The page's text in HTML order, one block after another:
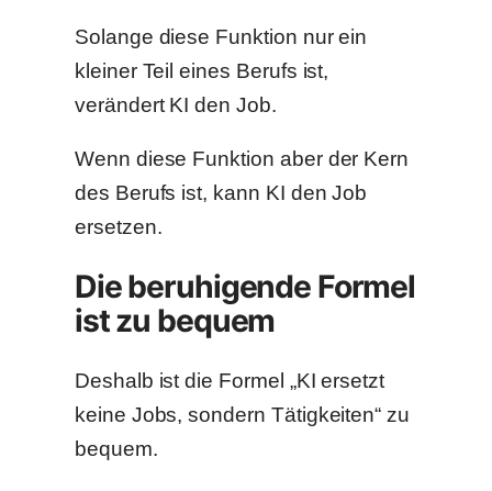
Solange diese Funktion nur ein
kleiner Teil eines Berufs ist,
verändert KI den Job.
Wenn diese Funktion aber der Kern
des Berufs ist, kann KI den Job
ersetzen.
Die beruhigende Formel
ist zu bequem
Deshalb ist die Formel „KI ersetzt
keine Jobs, sondern Tätigkeiten“ zu
bequem.